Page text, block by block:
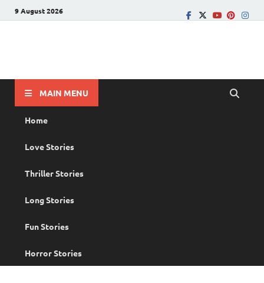
9 August 2026
MAIN MENU
Home
Love Stories
Thriller Stories
Long Stories
Fun Stories
Horror Stories